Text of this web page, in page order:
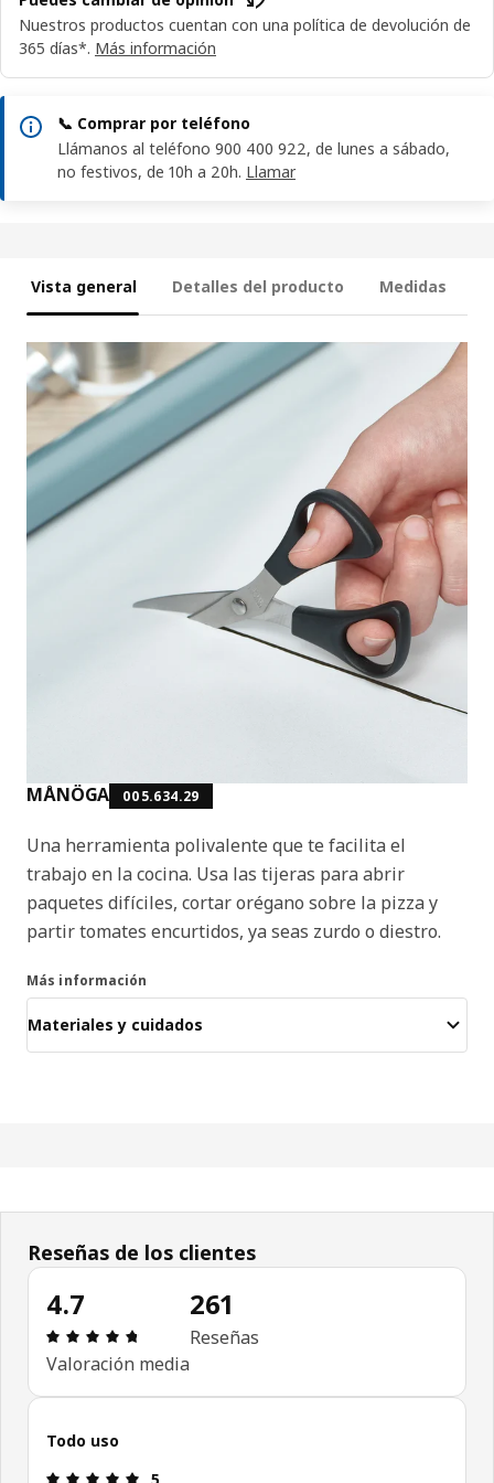
Nuestros productos cuentan con una política de devolución de
365 días*. Más información
📞 Comprar por teléfono
Llámanos al teléfono 900 400 922, de lunes a sábado,
no festivos, de 10h a 20h. Llamar
Vista general Detalles del producto Medidas
MÅNÖGA 005.634.29
Una herramienta polivalente que te facilita el
trabajo en la cocina. Usa las tijeras para abrir
paquetes difíciles, cortar orégano sobre la pizza y
partir tomates encurtidos, ya seas zurdo o diestro.
Más información
Materiales y cuidados
Reseñas de los clientes
4.7
Reseña: 4.7 de 5 estrellas. Revisiones totales:
Valoración media
261
Reseñas
Todo uso
Reseña: 5 de 5 estrellas.
5